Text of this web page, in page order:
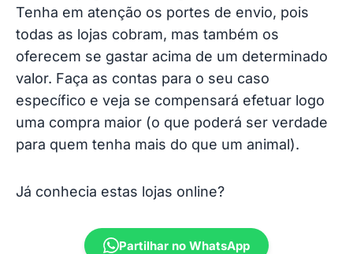
Tenha em atenção os portes de envio, pois
todas as lojas cobram, mas também os
oferecem se gastar acima de um determinado
valor. Faça as contas para o seu caso
específico e veja se compensará efetuar logo
uma compra maior (o que poderá ser verdade
para quem tenha mais do que um animal).
Já conhecia estas lojas online?
Partilhar no WhatsApp